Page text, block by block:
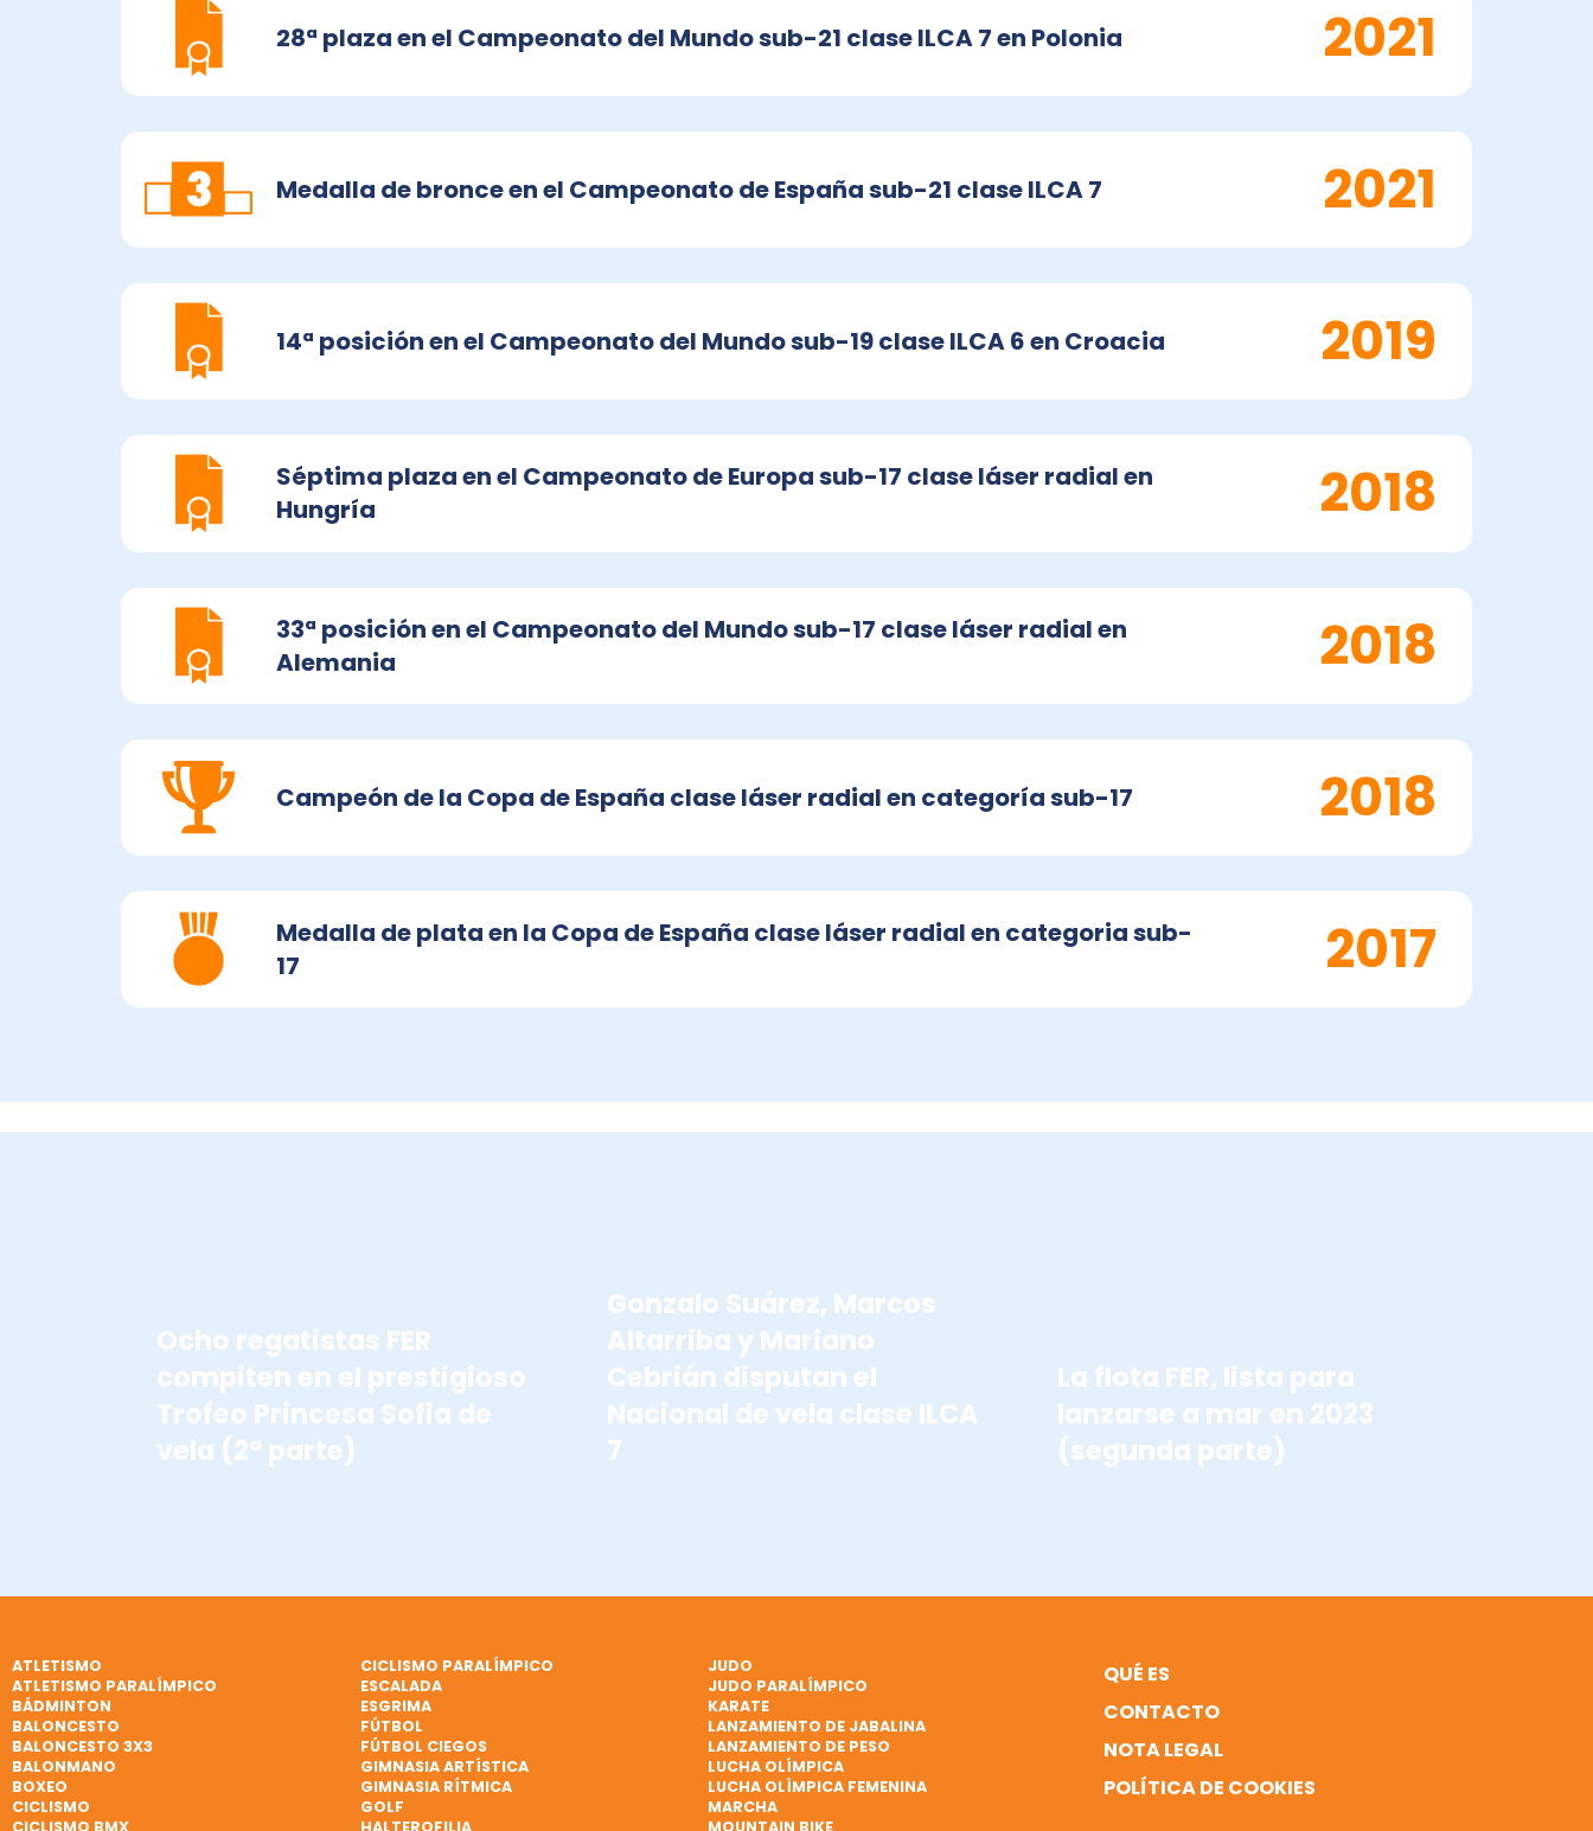
28ª plaza en el Campeonato del Mundo sub-21 clase ILCA 7 en Polonia 2021
Medalla de bronce en el Campeonato de España sub-21 clase ILCA 7 2021
14ª posición en el Campeonato del Mundo sub-19 clase ILCA 6 en Croacia 2019
Séptima plaza en el Campeonato de Europa sub-17 clase láser radial en
Hungría
2018
33ª posición en el Campeonato del Mundo sub-17 clase láser radial en
Alemania
2018
Campeón de la Copa de España clase láser radial en categoría sub-17 2018
Medalla de plata en la Copa de España clase láser radial en categoria sub-
17
2017
Ocho regatistas FER
compiten en el prestigioso
Trofeo Princesa Sofia de
vela (2ª parte)
Gonzalo Suárez, Marcos
Altarriba y Mariano
Cebrián disputan el
Nacional de vela clase ILCA
7
La flota FER, lista para
lanzarse a mar en 2023
(segunda parte)
ATLETISMO
ATLETISMO PARALÍMPICO
BÁDMINTON
BALONCESTO
BALONCESTO 3X3
BALONMANO
BOXEO
CICLISMO
CICLISMO BMX
CICLISMO PARALÍMPICO
ESCALADA
ESGRIMA
FÚTBOL
FÚTBOL CIEGOS
GIMNASIA ARTÍSTICA
GIMNASIA RÍTMICA
GOLF
HALTEROFILIA
JUDO
JUDO PARALÍMPICO
KARATE
LANZAMIENTO DE JABALINA
LANZAMIENTO DE PESO
LUCHA OLÍMPICA
LUCHA OLÍMPICA FEMENINA
MARCHA
MOUNTAIN BIKE
QUÉ ES
CONTACTO
NOTA LEGAL
POLÍTICA DE COOKIES